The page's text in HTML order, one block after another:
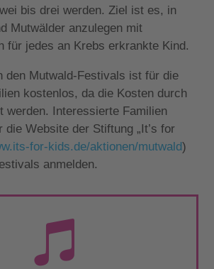
bis drei werden. Ziel ist es, in
Mutwälder anzulegen mit
für jedes an Krebs erkrankte Kind.
den Mutwald-Festivals ist für die
kostenlos, da die Kosten durch
werden. Interessierte Familien
die Website der Stiftung „It’s for
for-kids.de/aktionen/mutwald)
anmelden.
